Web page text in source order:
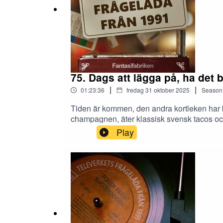
75. Dags att lägga på, ha det
01:23:36 | fredag 31 oktober 2025 | Season
Tiden är kommen, den andra kortleken
champagnen, äter klassisk svensk tacos
lyssnarfråga som vi självklart besvarar
under våra tre år. Vann vi? Vad blev
säsongen?Avslutningsvis vill vi tacka alla
start. Vi är extremt tacksamma för att ni
mailkorgen finns såklart kvar. Vill ni höra
https://fantasifabriken.se som uppdaterats
Play